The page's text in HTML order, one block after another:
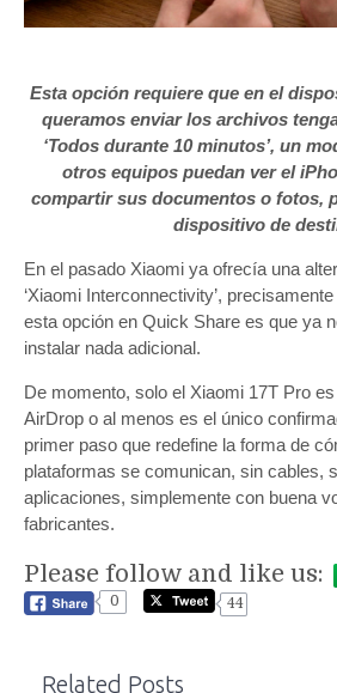
Esta opción requiere que en el
queramos enviar los archivos
‘Todos durante 10 minutos’, un
otros equipos puedan ver el
compartir sus documentos o fotos,
dispositivo de
En el pasado Xiaomi ya ofrecía una
‘Xiaomi Interconnectivity’,
esta opción en Quick Share es que ya
instalar nada adicional.
De momento, solo el Xiaomi 17T Pro
AirDrop o al menos es el único
primer paso que redefine la forma de
plataformas se comunican, sin cables,
aplicaciones, simplemente con buena
fabricantes.
Please follow and like us:
0
44
Related Posts